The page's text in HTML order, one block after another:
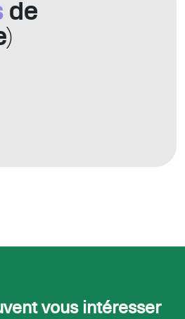
de
vous intéresser